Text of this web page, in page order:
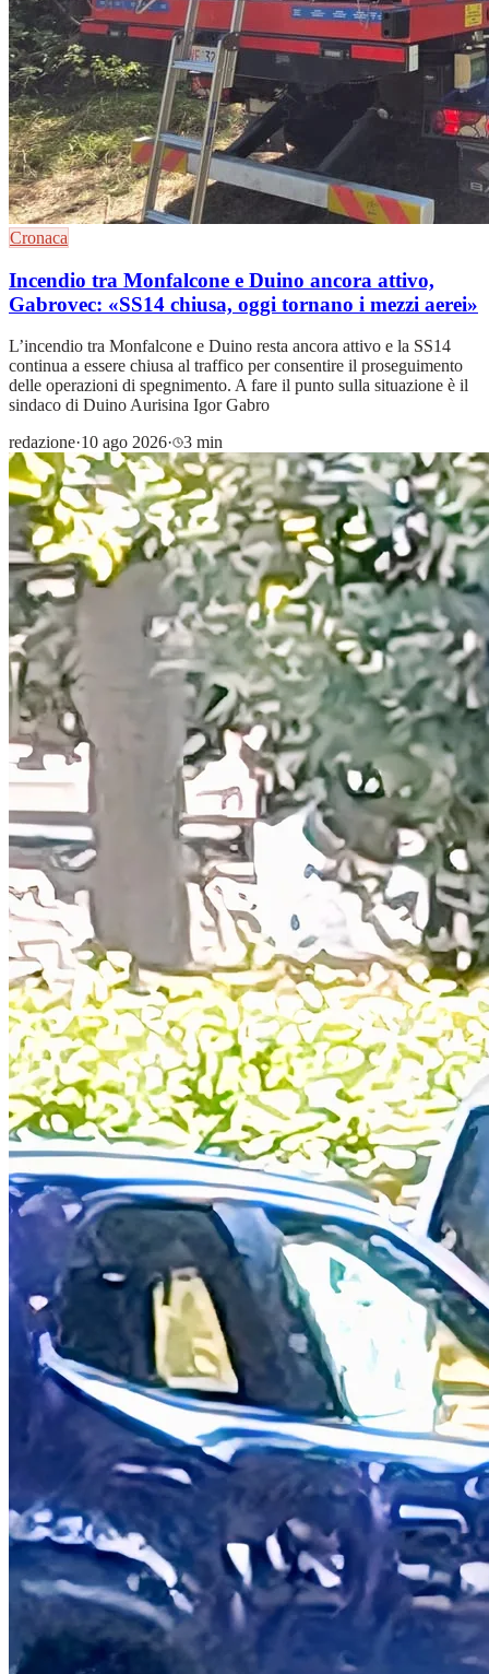
Cronaca
Incendio tra Monfalcone e Duino ancora attivo,
Gabrovec: «SS14 chiusa, oggi tornano i mezzi aerei»
L’incendio tra Monfalcone e Duino resta ancora attivo e la SS14
continua a essere chiusa al traffico per consentire il proseguimento
delle operazioni di spegnimento. A fare il punto sulla situazione è il
sindaco di Duino Aurisina Igor Gabro
redazione·10 ago 2026· 3 min